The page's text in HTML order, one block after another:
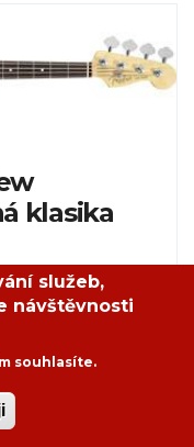
klasika
i v dubnu.
i lázně a
neb když jsem
služeb,
návštěvnosti
souhlasíte.